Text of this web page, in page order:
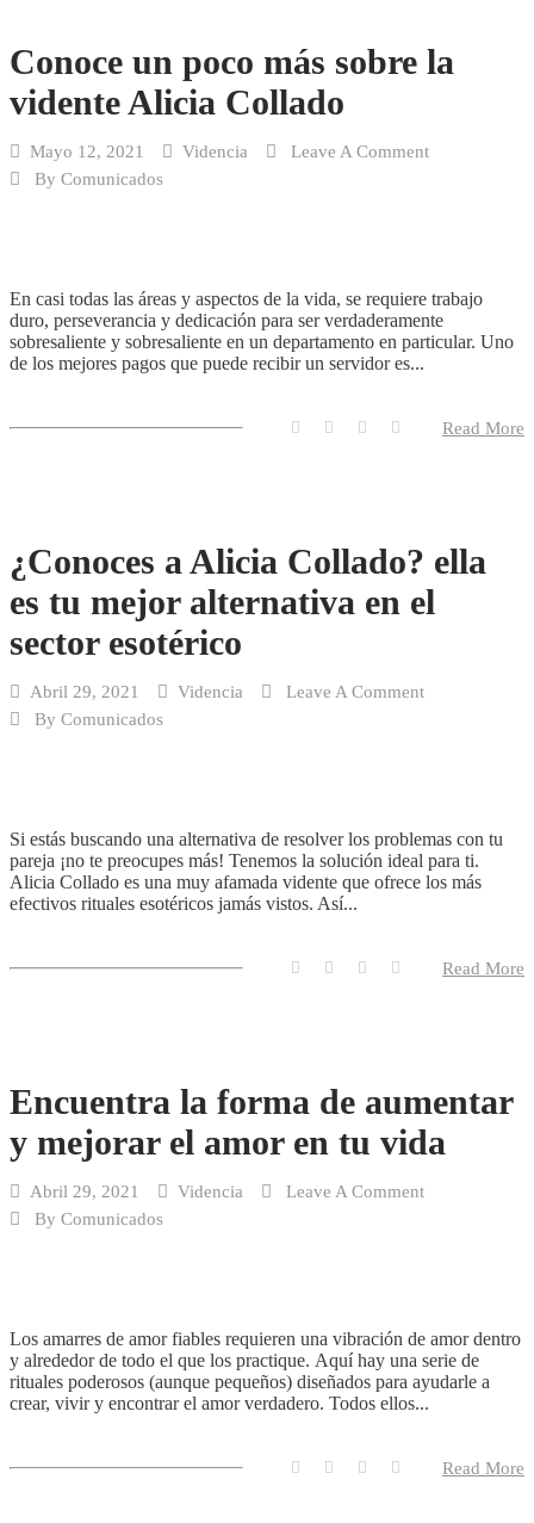
Conoce un poco más sobre la
vidente Alicia Collado
Mayo 12, 2021 Videncia
Leave A Comment
By Comunicados
En casi todas las áreas y aspectos de la vida, se requiere trabajo
duro, perseverancia y dedicación para ser verdaderamente
sobresaliente y sobresaliente en un departamento en particular. Uno
de los mejores pagos que puede recibir un servidor es...
Read More
¿Conoces a Alicia Collado? ella
es tu mejor alternativa en el
sector esotérico
Abril 29, 2021 Videncia
Leave A Comment
By Comunicados
Si estás buscando una alternativa de resolver los problemas con tu
pareja ¡no te preocupes más! Tenemos la solución ideal para ti.
Alicia Collado es una muy afamada vidente que ofrece los más
efectivos rituales esotéricos jamás vistos. Así...
Read More
Encuentra la forma de aumentar
y mejorar el amor en tu vida
Abril 29, 2021 Videncia
Leave A Comment
By Comunicados
Los amarres de amor fiables requieren una vibración de amor dentro
y alrededor de todo el que los practique. Aquí hay una serie de
rituales poderosos (aunque pequeños) diseñados para ayudarle a
crear, vivir y encontrar el amor verdadero. Todos ellos...
Read More